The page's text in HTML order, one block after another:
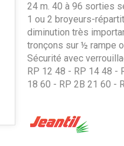
24 m. 40 à 96 sorties
1 ou 2 broyeurs-
diminution très
tronçons sur ½ rampe
Sécurité avec
RP 12 48 - RP 14 48 -
18 60 - RP 2B 21 60 -